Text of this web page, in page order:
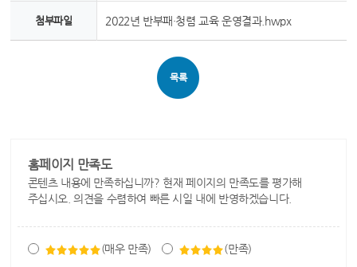
첨부파일 2022년 반부패·청렴 교육 운영결과.hwpx
목록
홈페이지 만족도
콘텐츠 내용에 만족하십니까? 현재 페이지의 만족도를 평가해
주십시오. 의견을 수렴하여 빠른 시일 내에 반영하겠습니다.
(매우 만족) (만족)